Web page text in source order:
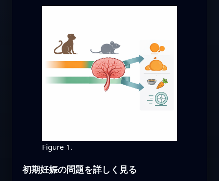
Figure 1.
初期妊娠の問題を詳しく見る